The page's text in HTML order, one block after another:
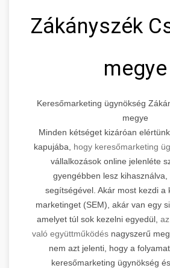
Zákányszék
megye
Keresőmarketing ügynökség
megye
Minden kétséget kizáróan
kapujába, hogy keresőmarketing
vállalkozások online jelenléte
gyengébben lesz
segítségével. Akár most kezdi a
marketinget (SEM), akár van egy
amelyet túl sok kezelni egyedül,
való együttműködésnagyszerű
nem azt jelenti, hogy a
keresőmarketing ügynökség